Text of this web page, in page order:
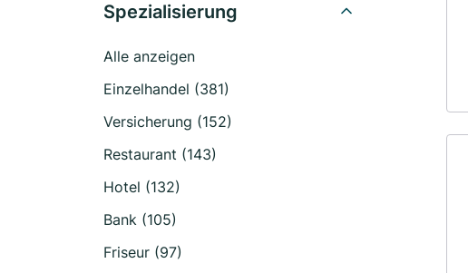
Spezialisierung
Alle anzeigen
Einzelhandel (381)
Versicherung (152)
Restaurant (143)
Hotel (132)
Bank (105)
Friseur (97)